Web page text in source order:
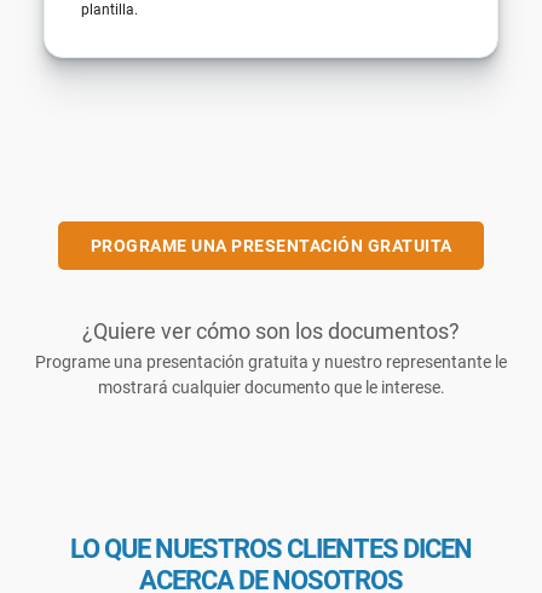
plantilla.
PROGRAME UNA PRESENTACIÓN GRATUITA
¿Quiere ver cómo son los documentos?
Programe una presentación gratuita y nuestro representante le
mostrará cualquier documento que le interese.
LO QUE NUESTROS CLIENTES DICEN
ACERCA DE NOSOTROS